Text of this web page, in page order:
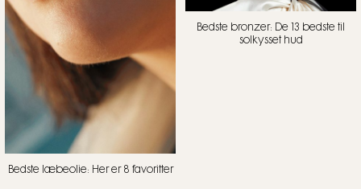
Bedste læbeolie: Her er 8 favoritter
Bedste bronzer: De 13 bedste til
solkysset hud